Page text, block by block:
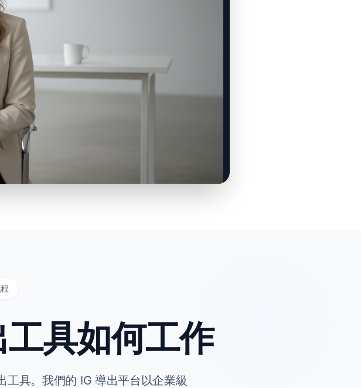
具如何工作
具。我們的 IG 導出平台以企業級